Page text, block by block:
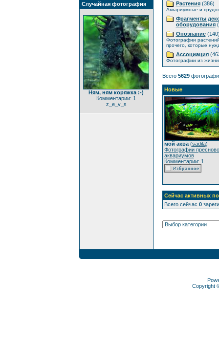
Случайная фотография
Ням, ням коряжка :-)
Комментарии: 1
z_e_v_s
Растения(386)
Аквариумные и
Фрагменты
оборудования
Опознание
Фотографии
прочего, которые
Ассоциация
Фотографии из
Всего 5629
Новые
мой аква(sadila)
Фотографии
аквариумов
Комментарии: 1
Сейчас активных
Всего сейчас 0
Copyright